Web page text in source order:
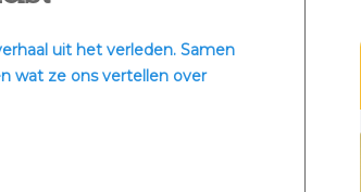
uit het verleden. Samen
wat ze ons vertellen over